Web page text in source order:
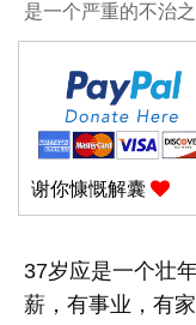
是一个严重的不治
谢你慷慨解囊
37岁应是一个壮
薪，有事业，有